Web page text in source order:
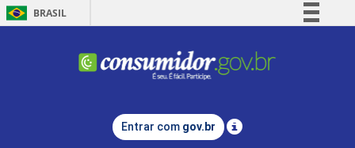
BRASIL
Comunica BR
Legislação
Entrar com gov.br